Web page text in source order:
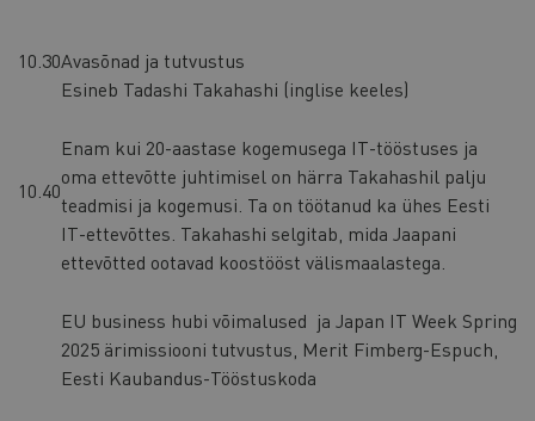
10.30Avasõnad ja tutvustus
10.40
Esineb Tadashi Takahashi (inglise keeles)
Enam kui 20-​aastase kogemusega IT-​tööstuses ja
oma ettevõtte juhtimisel on härra Takahashil palju
teadmisi ja kogemusi. Ta on töötanud ka ühes Eesti
IT-​ettevõttes. Takahashi selgitab, mida Jaapani
ettevõtted ootavad koostööst välismaalastega.
EU business hubi võimalused ja Japan IT Week Spring
2025 ärimissiooni tutvustus, Merit Fimberg-​Espuch,
Eesti Kaubandus-​Tööstuskoda